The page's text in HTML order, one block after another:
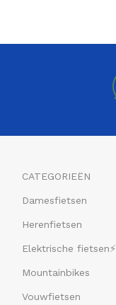
CATEGORIEËN
Damesfietsen
Herenfietsen
Elektrische fietsen⚡
Mountainbikes
Vouwfietsen